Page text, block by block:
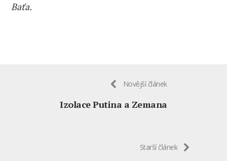
Baťa.
Novější článek
Izolace Putina a Zemana
Starší článek